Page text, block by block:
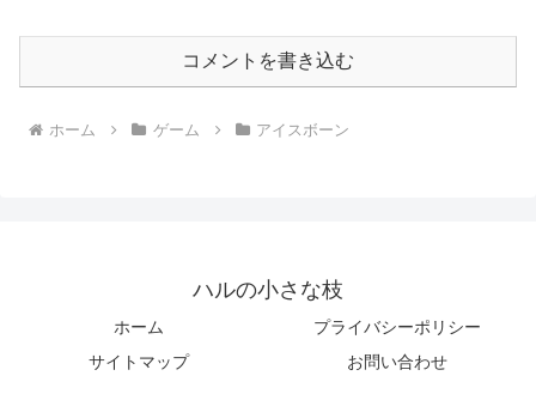
コメントを書き込む
ホーム ゲーム アイスボーン
ハルの小さな枝
ホーム
プライバシーポリシー
サイトマップ
お問い合わせ